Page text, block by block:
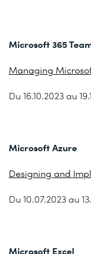
Microsoft 365
Managing
Du 16.10.2023 au
Microsoft Azure
Designing and
Du 10.07.2023 au
Microsoft Excel